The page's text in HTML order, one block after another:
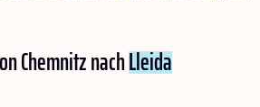
Chemnitz nachLleida